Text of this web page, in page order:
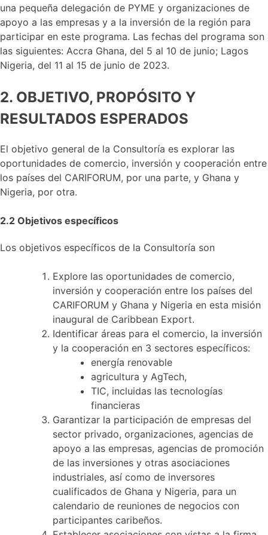
una pequeña delegación de PYME y organizaciones de
apoyo a las empresas y a la inversión de la región para
participar en este programa. Las fechas del programa son
las siguientes: Accra Ghana, del 5 al 10 de junio; Lagos
Nigeria, del 11 al 15 de junio de 2023.
2. OBJETIVO, PROPÓSITO Y
RESULTADOS ESPERADOS
El objetivo general de la Consultoría es explorar las
oportunidades de comercio, inversión y cooperación entre
los países del CARIFORUM, por una parte, y Ghana y
Nigeria, por otra.
2.2 Objetivos específicos
Los objetivos específicos de la Consultoría son
Explore las oportunidades de comercio,
inversión y cooperación entre los países del
CARIFORUM y Ghana y Nigeria en esta misión
inaugural de Caribbean Export.
Identificar áreas para el comercio, la inversión
y la cooperación en 3 sectores específicos:
energía renovable
agricultura y AgTech,
TIC, incluidas las tecnologías
financieras
Garantizar la participación de empresas del
sector privado, organizaciones, agencias de
apoyo a las empresas, agencias de promoción
de las inversiones y otras asociaciones
industriales, así como de inversores
cualificados de Ghana y Nigeria, para un
calendario de reuniones de negocios con
participantes caribeños.